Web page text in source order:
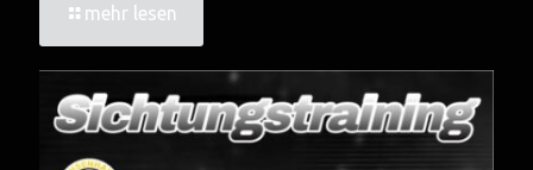
mehr lesen